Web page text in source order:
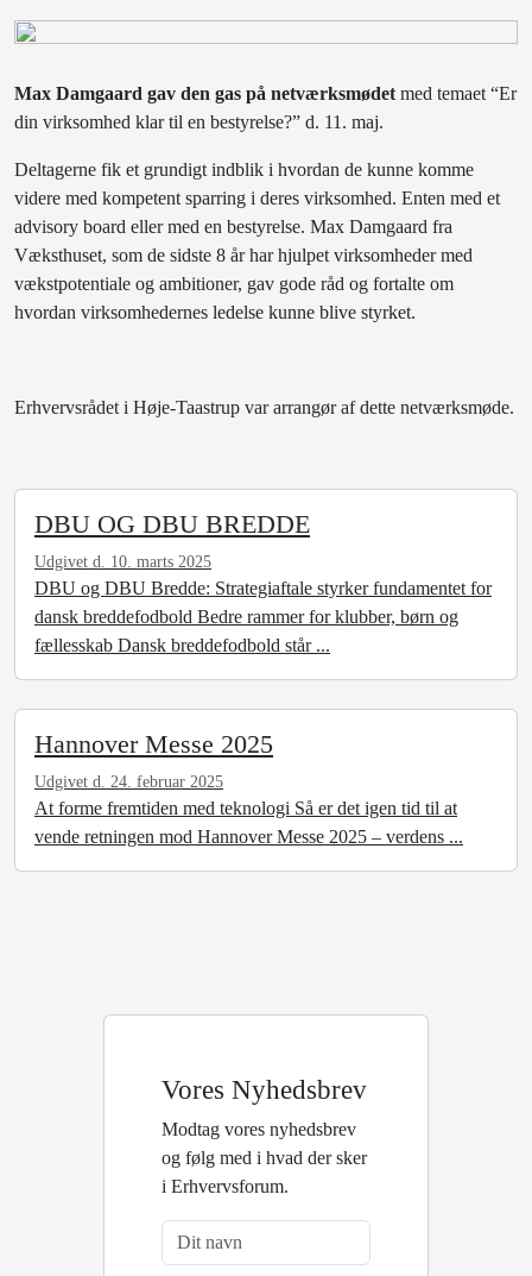
Max Damgaard gav den gas på netværksmødet med temaet “Er
din virksomhed klar til en bestyrelse?” d. 11. maj.
Deltagerne fik et grundigt indblik i hvordan de kunne komme
videre med kompetent sparring i deres virksomhed. Enten med et
advisory board eller med en bestyrelse. Max Damgaard fra
Væksthuset, som de sidste 8 år har hjulpet virksomheder med
vækstpotentiale og ambitioner, gav gode råd og fortalte om
hvordan virksomhedernes ledelse kunne blive styrket.
Erhvervsrådet i Høje-Taastrup var arrangør af dette netværksmøde.
DBU OG DBU BREDDE
Udgivet d. 10. marts 2025
DBU og DBU Bredde: Strategiaftale styrker fundamentet for
dansk breddefodbold Bedre rammer for klubber, børn og
fællesskab Dansk breddefodbold står ...
Hannover Messe 2025
Udgivet d. 24. februar 2025
At forme fremtiden med teknologi Så er det igen tid til at
vende retningen mod Hannover Messe 2025 – verdens ...
Vores Nyhedsbrev
Modtag vores nyhedsbrev
og følg med i hvad der sker
i Erhvervsforum.